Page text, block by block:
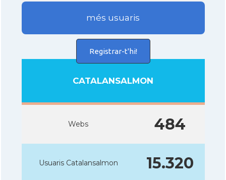
més usuaris
Registrar-t'hi!
CATALANSALMON
Webs 484
Usuaris Catalansalmon 15.320